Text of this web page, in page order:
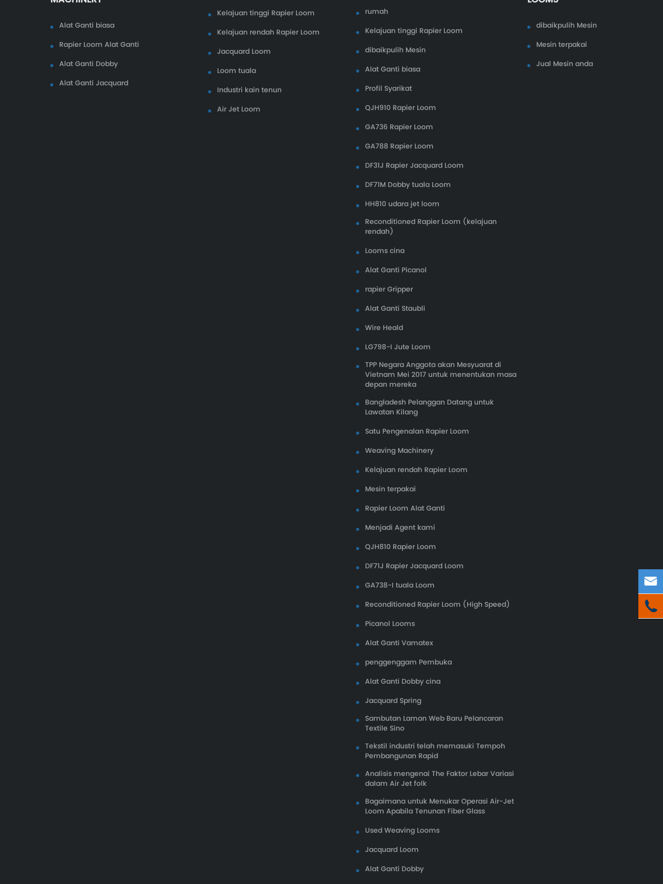
Alat Ganti biasa
Rapier Loom Alat Ganti
Alat Ganti Dobby
Alat Ganti Jacquard
Kelajuan tinggi Rapier Loom
Kelajuan rendah Rapier Loom
Jacquard Loom
Loom tuala
Industri kain tenun
Air Jet Loom
rumah
Kelajuan tinggi Rapier Loom
dibaikpulih Mesin
Alat Ganti biasa
Profil Syarikat
QJH910 Rapier Loom
GA736 Rapier Loom
GA788 Rapier Loom
DF31J Rapier Jacquard Loom
DF71M Dobby tuala Loom
HH810 udara jet loom
Reconditioned Rapier Loom (kelajuan
rendah)
Looms cina
Alat Ganti Picanol
rapier Gripper
Alat Ganti Staubli
Wire Heald
LG798-I Jute Loom
TPP Negara Anggota akan Mesyuarat di
Vietnam Mei 2017 untuk menentukan masa
depan mereka
Bangladesh Pelanggan Datang untuk
Lawatan Kilang
Satu Pengenalan Rapier Loom
Weaving Machinery
Kelajuan rendah Rapier Loom
Mesin terpakai
Rapier Loom Alat Ganti
Menjadi Agent kami
QJH810 Rapier Loom
DF71J Rapier Jacquard Loom
GA738-I tuala Loom
Reconditioned Rapier Loom (High Speed)
Picanol Looms
Alat Ganti Vamatex
penggenggam Pembuka
Alat Ganti Dobby cina
Jacquard Spring
Sambutan Laman Web Baru Pelancaran
Textile Sino
Tekstil industri telah memasuki Tempoh
Pembangunan Rapid
Analisis mengenai The Faktor Lebar Variasi
dalam Air Jet folk
Bagaimana untuk Menukar Operasi Air-Jet
Loom Apabila Tenunan Fiber Glass
Used Weaving Looms
Jacquard Loom
Alat Ganti Dobby
dibaikpulih Mesin
Mesin terpakai
Jual Mesin anda

